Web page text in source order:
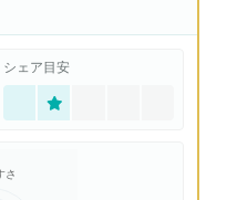
シェア目安
さ